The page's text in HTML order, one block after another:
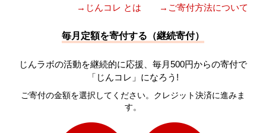
→じんコレ とは →ご寄付方法について
毎月定額を寄付する（継続寄付）
じんラボの活動を継続的に応援、毎月500円からの寄付で
「じんコレ」になろう!
ご寄付の金額を選択してください。クレジット決済に進みま
す。